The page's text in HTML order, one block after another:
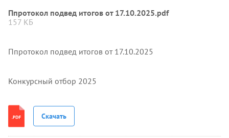
Ппротокол подвед итогов от 17.10.2025.pdf
157 КБ
Ппротокол подвед итогов от 17.10.2025
Конкурсный отбор 2025
Скачать